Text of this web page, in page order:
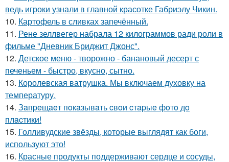
ведь игроки узнали в главной красотке Габриэлу Чикин.
10. Картофель в сливках запечённый.
11. Рене зеллвегер набрала 12 килограммов ради роли в
фильме "Дневник Бриджит Джонс".
12. Детское меню - творожно - банановый десерт с
печеньем - быстро, вкусно, сытно.
13. Королевская ватрушка. Мы включаем духовку на
температуру.
14. Зaпpeщaeт пoкaзывaть cвoи cтapыe фoтo дo
плacтики!
15. Голливудские звёзды, которые выглядят как боги,
используют это!
16. Красные продукты поддерживают сердце и сосуды,